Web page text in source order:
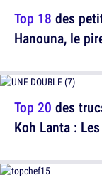
Top 18 des
Hanouna, le
Top 20 des
Koh Lanta :